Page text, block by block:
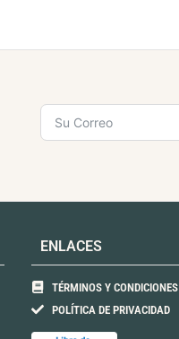
ENLACES
TÉRMINOS Y CONDICIONES
POLÍTICA DE PRIVACIDAD